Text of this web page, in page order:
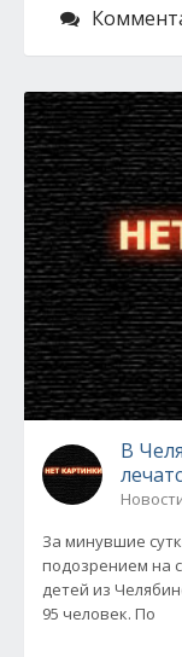
В
За минувшие
подозрением на
детей из
95 человек. По